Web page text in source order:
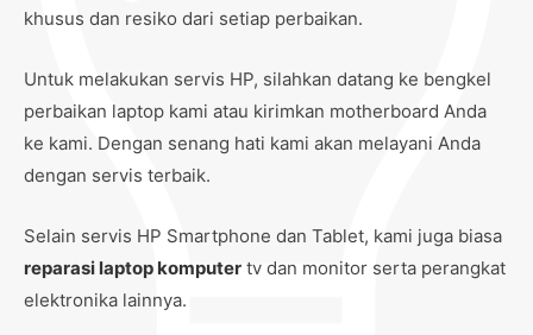
khusus dan resiko dari setiap perbaikan.
Untuk melakukan servis HP, silahkan datang ke bengkel
perbaikan laptop kami atau kirimkan motherboard Anda
ke kami. Dengan senang hati kami akan melayani Anda
dengan servis terbaik.
Selain servis HP Smartphone dan Tablet, kami juga biasa
reparasi laptop komputer tv dan monitor serta perangkat
elektronika lainnya.